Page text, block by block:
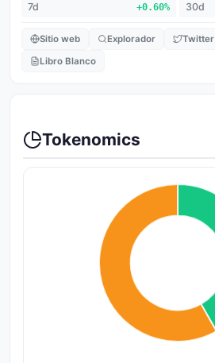
7d +0.60% 30d
Sitio web Explorador Twitter
Libro Blanco
Tokenomics